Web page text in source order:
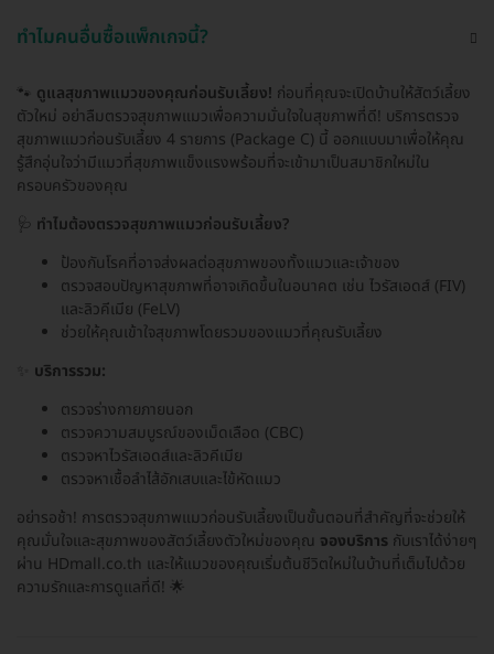
ทำไมคนอื่นซื้อแพ็กเกจนี้?
🐾 ดูแลสุขภาพแมวของคุณก่อนรับเลี้ยง! ก่อนที่คุณจะเปิดบ้านให้สัตว์เลี้ยง
ตัวใหม่ อย่าลืมตรวจสุขภาพแมวเพื่อความมั่นใจในสุขภาพที่ดี! บริการตรวจ
สุขภาพแมวก่อนรับเลี้ยง 4 รายการ (Package C) นี้ ออกแบบมาเพื่อให้คุณ
รู้สึกอุ่นใจว่ามีแมวที่สุขภาพแข็งแรงพร้อมที่จะเข้ามาเป็นสมาชิกใหม่ใน
ครอบครัวของคุณ
🩺 ทำไมต้องตรวจสุขภาพแมวก่อนรับเลี้ยง?
ป้องกันโรคที่อาจส่งผลต่อสุขภาพของทั้งแมวและเจ้าของ
ตรวจสอบปัญหาสุขภาพที่อาจเกิดขึ้นในอนาคต เช่น ไวรัสเอดส์ (FIV)
และลิวคีเมีย (FeLV)
ช่วยให้คุณเข้าใจสุขภาพโดยรวมของแมวที่คุณรับเลี้ยง
บริการรวม:
ตรวจร่างกายภายนอก
ตรวจความสมบูรณ์ของเม็ดเลือด (CBC)
ตรวจหาไวรัสเอดส์และลิวคีเมีย
ตรวจหาเชื้อลำไส้อักเสบและไข้หัดแมว
อย่ารอช้า! การตรวจสุขภาพแมวก่อนรับเลี้ยงเป็นขั้นตอนที่สำคัญที่จะช่วยให้
คุณมั่นใจและสุขภาพของสัตว์เลี้ยงตัวใหม่ของคุณ จองบริการ กับเราได้ง่ายๆ
ผ่าน HDmall.co.th และให้แมวของคุณเริ่มต้นชีวิตใหม่ในบ้านที่เต็มไปด้วย
ความรักและการดูแลที่ดี! 🌟